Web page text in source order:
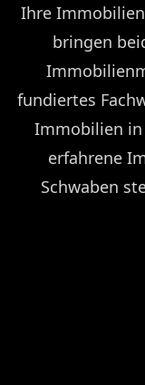
Ihre
bringen
fundiertes
Immobilien in
erfahrene
Schwaben